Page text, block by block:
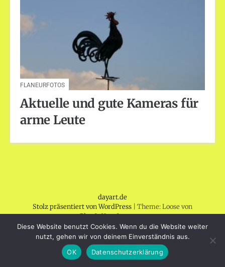
FLANEURFOTOS
Aktuelle und gute Kameras für
arme Leute
dayart.de
Stolz präsentiert von WordPress | Theme: Loose von
BlogOnYourOwn.com.
Diese Website benutzt Cookies. Wenn du die Website weiter
nutzt, gehen wir von deinem Einverständnis aus.
OK
Datenschutzerklärung